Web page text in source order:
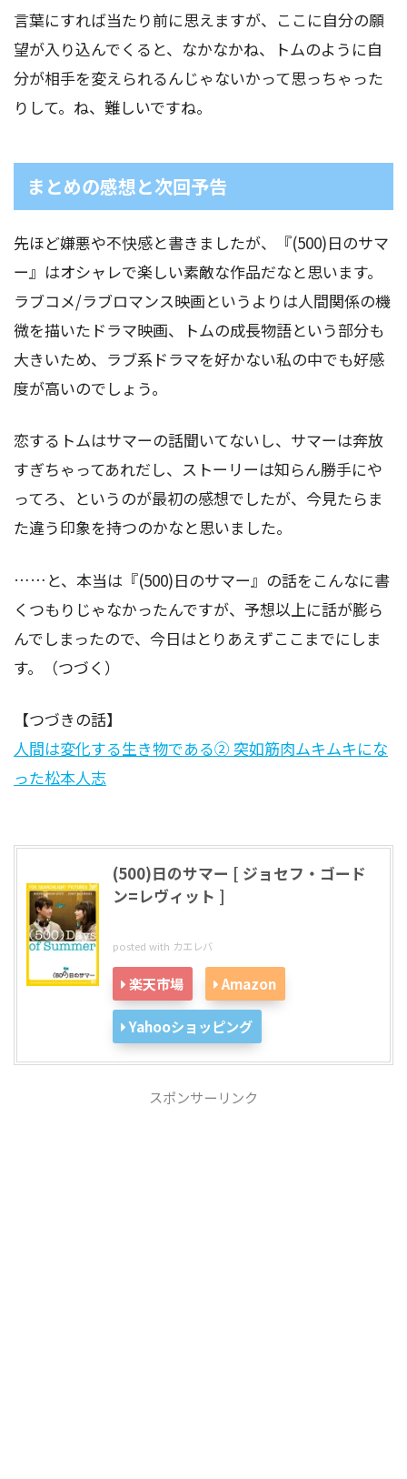
言葉にすれば当たり前に思えますが、ここに自分の願
望が入り込んでくると、なかなかね、トムのように自
分が相手を変えられるんじゃないかって思っちゃった
りして。ね、難しいですね。
まとめの感想と次回予告
先ほど嫌悪や不快感と書きましたが、『(500)日のサマ
ー』はオシャレで楽しい素敵な作品だなと思います。
ラブコメ/ラブロマンス映画というよりは人間関係の機
微を描いたドラマ映画、トムの成長物語という部分も
大きいため、ラブ系ドラマを好かない私の中でも好感
度が高いのでしょう。
恋するトムはサマーの話聞いてないし、サマーは奔放
すぎちゃってあれだし、ストーリーは知らん勝手にや
ってろ、というのが最初の感想でしたが、今見たらま
た違う印象を持つのかなと思いました。
……と、本当は『(500)日のサマー』の話をこんなに書
くつもりじゃなかったんですが、予想以上に話が膨ら
んでしまったので、今日はとりあえずここまでにしま
す。（つづく）
【つづきの話】
人間は変化する生き物である② 突如筋肉ムキムキにな
った松本人志
(500)日のサマー [ ジョセフ・ゴード
ン=レヴィット ]
posted with カエレバ
楽天市場 Amazon
Yahooショッピング
スポンサーリンク